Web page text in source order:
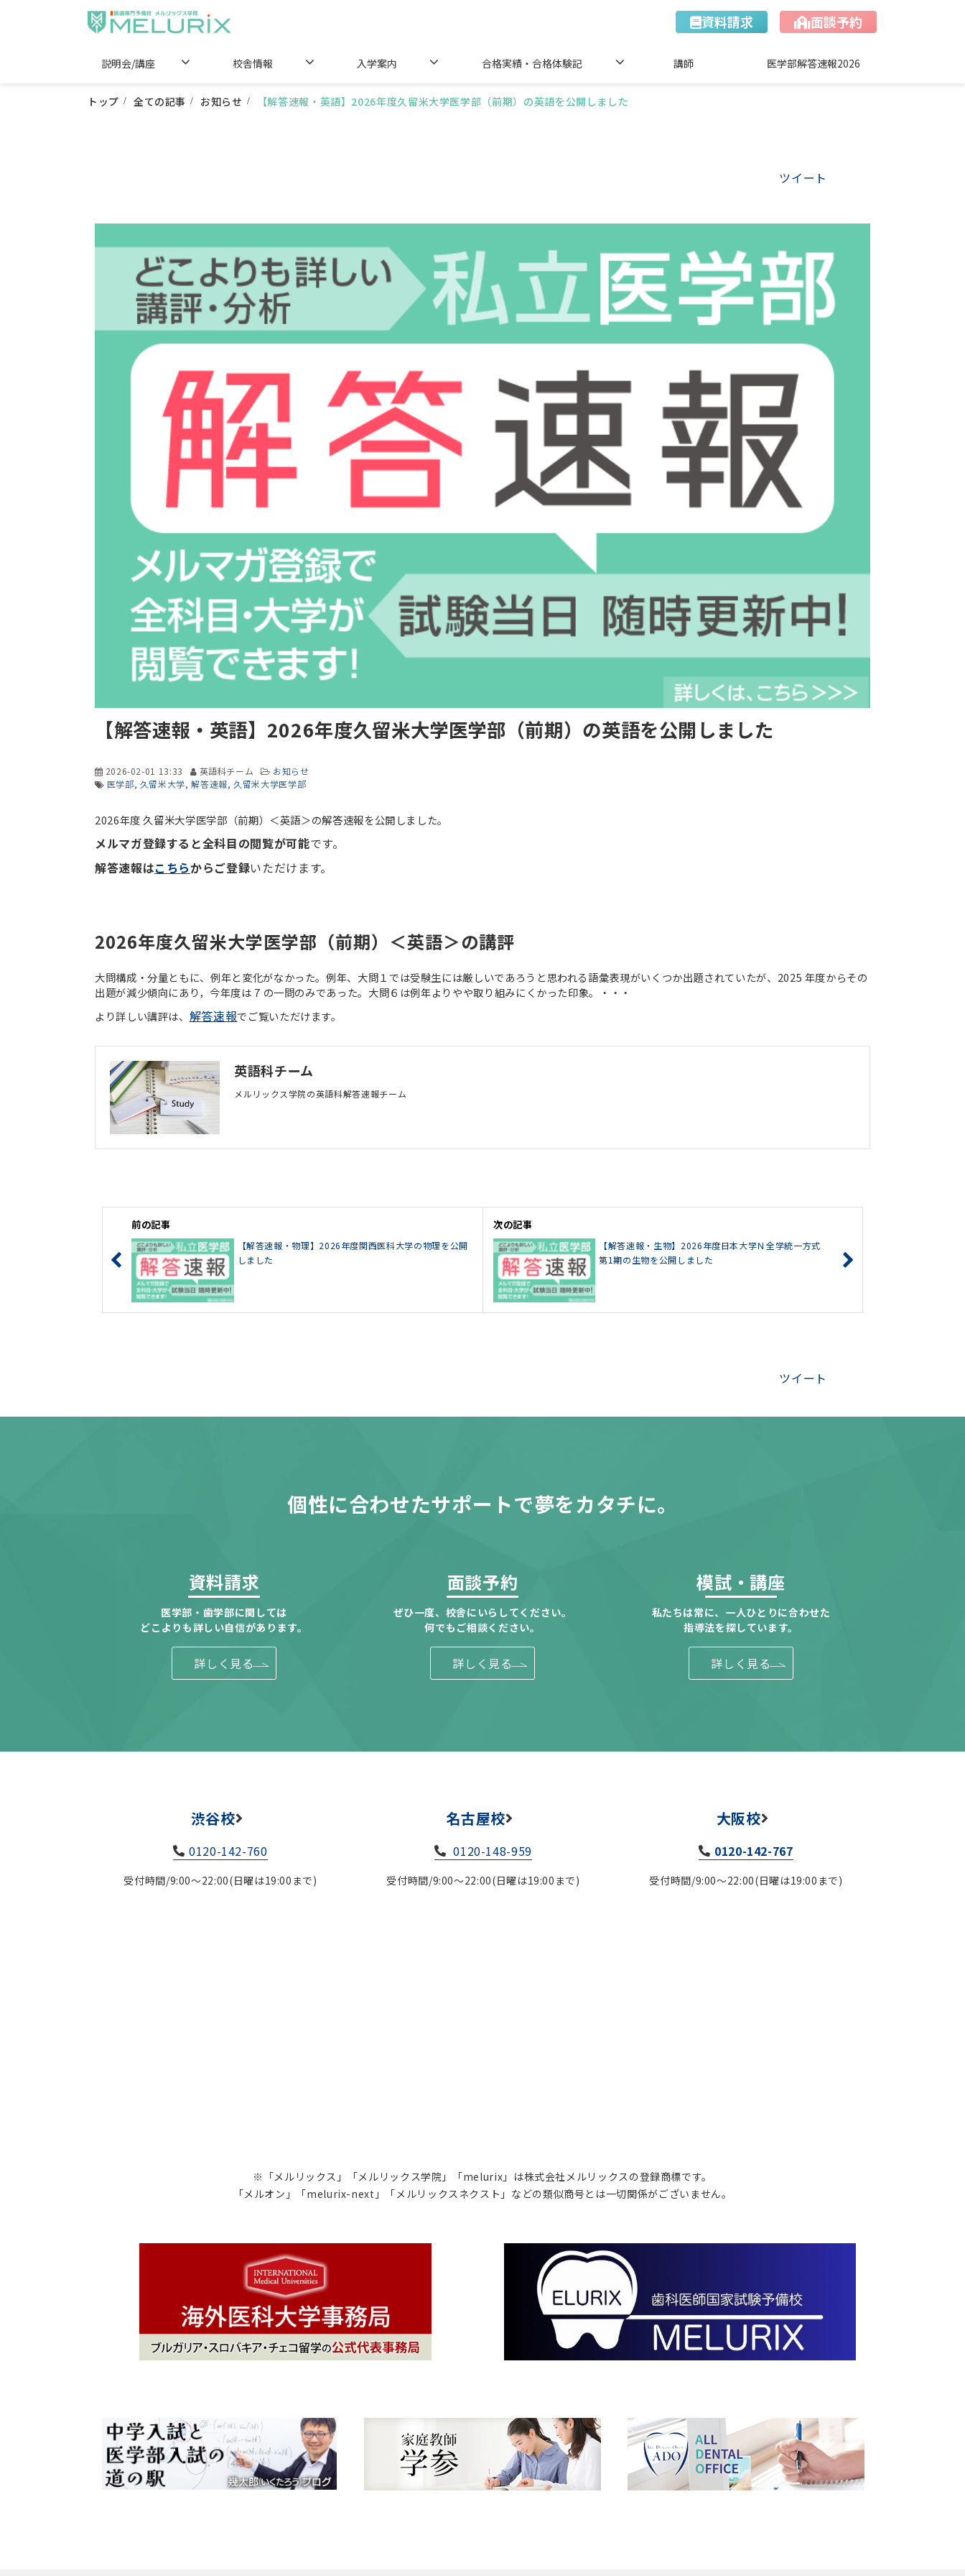
資料請求 面談予約
説明会/講座 校舎情報 入学案内 合格実績・合格体験記 講師 医学部解答速報2026
トップ 全ての記事 お知らせ 【解答速報・英語】2026年度久留米大学医学部（前期）の英語を公開しました
ツイート
【解答速報・英語】2026年度久留米大学医学部（前期）の英語を公開しました
2026-02-01 13:33 英語科チーム
お知らせ
医学部 久留米大学 解答速報 久留米大学医学部
2026年度 久留米大学医学部（前期）＜英語＞の解答速報を公開しました。
メルマガ登録すると全科目の閲覧が可能です。
解答速報はこちらからご登録いただけます。
2026年度久留米大学医学部（前期）＜英語＞の講評
大問構成・分量ともに、例年と変化がなかった。例年、大問１では受験生には厳しいであろうと思われる語彙表現がいくつか出題されていたが、2025 年度からその
出題が減少傾向にあり，今年度は 7 の一問のみであった。大問６は例年よりやや取り組みにくかった印象。・・・
より詳しい講評は、 解答速報でご覧いただけます。
英語科チーム
メルリックス学院の英語科解答速報チーム
前の記事
【解答速報・物理】2026年度関西医科大学の物理を公開
しました
次の記事
【解答速報・生物】2026年度日本大学Ｎ全学統一方式
第1期の生物を公開しました
ツイート
個性に合わせたサポートで夢をカタチに。
資料請求
医学部・歯学部に関しては
どこよりも詳しい自信があります。
詳しく見る
面談予約
ぜひ一度、校舎にいらしてください。
何でもご相談ください。
詳しく見る
模試・講座
私たちは常に、一人ひとりに合わせた
指導法を探しています。
詳しく見る
渋谷校
0120-142-760
受付時間/9:00～22:00(日曜は19:00まで)
名古屋校
0120-148-959
受付時間/9:00～22:00(日曜は19:00まで)
大阪校
0120-142-767
受付時間/9:00～22:00(日曜は19:00まで)
※「メルリックス」「メルリックス学院」「melurix」は株式会社メルリックスの登録商標です。
「メルオン」「melurix-next」「メルリックスネクスト」などの類似商号とは一切関係がございません。